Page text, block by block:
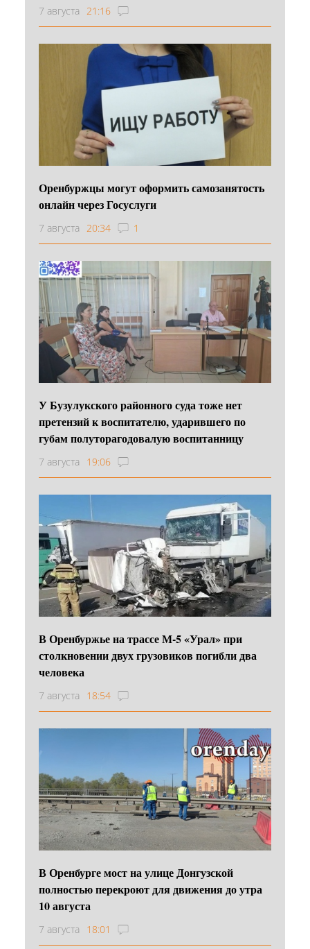
7 августа 21:16
Оренбуржцы могут оформить самозанятость
онлайн через Госуслуги
7 августа 20:34 1
У Бузулукского районного суда тоже нет
претензий к воспитателю, ударившего по
губам полуторагодовалую воспитанницу
7 августа 19:06
В Оренбуржье на трассе М-5 «Урал» при
столкновении двух грузовиков погибли два
человека
7 августа 18:54
В Оренбурге мост на улице Донгузской
полностью перекроют для движения до утра
10 августа
7 августа 18:01